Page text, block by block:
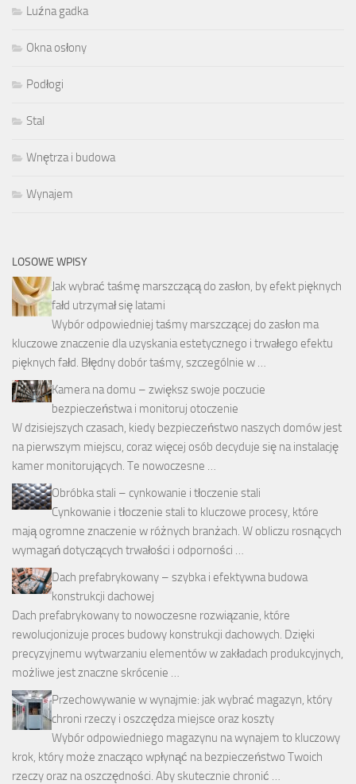
Luźna gadka
Okna osłony
Podłogi
Stal
Wnętrza i budowa
Wynajem
LOSOWE WPISY
Jak wybrać taśmę marszczącą do zasłon, by efekt pięknych
fałd utrzymał się latami
Wybór odpowiedniej taśmy marszczącej do zasłon ma
kluczowe znaczenie dla uzyskania estetycznego i trwałego efektu
pięknych fałd. Błędny dobór taśmy, szczególnie w …
Kamera na domu – zwiększ swoje poczucie
bezpieczeństwa i monitoruj otoczenie
W dzisiejszych czasach, kiedy bezpieczeństwo naszych domów jest
na pierwszym miejscu, coraz więcej osób decyduje się na instalację
kamer monitorujących. Te nowoczesne …
Obróbka stali – cynkowanie i tłoczenie stali
Cynkowanie i tłoczenie stali to kluczowe procesy, które
mają ogromne znaczenie w różnych branżach. W obliczu rosnących
wymagań dotyczących trwałości i odporności …
Dach prefabrykowany – szybka i efektywna budowa
konstrukcji dachowej
Dach prefabrykowany to nowoczesne rozwiązanie, które
rewolucjonizuje proces budowy konstrukcji dachowych. Dzięki
precyzyjnemu wytwarzaniu elementów w zakładach produkcyjnych,
możliwe jest znaczne skrócenie …
Przechowywanie w wynajmie: jak wybrać magazyn, który
chroni rzeczy i oszczędza miejsce oraz koszty
Wybór odpowiedniego magazynu na wynajem to kluczowy
krok, który może znacząco wpłynąć na bezpieczeństwo Twoich
rzeczy oraz na oszczędności. Aby skutecznie chronić …